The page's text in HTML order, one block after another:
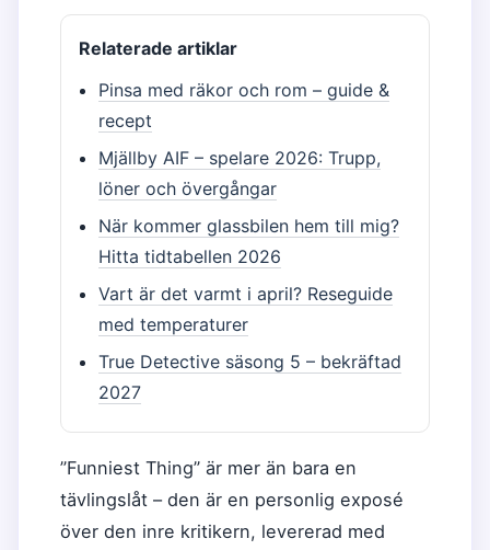
Relaterade artiklar
Pinsa med räkor och rom – guide &
recept
Mjällby AIF – spelare 2026: Trupp,
löner och övergångar
När kommer glassbilen hem till mig?
Hitta tidtabellen 2026
Vart är det varmt i april? Reseguide
med temperaturer
True Detective säsong 5 – bekräftad
2027
”Funniest Thing” är mer än bara en
tävlingslåt – den är en personlig exposé
över den inre kritikern, levererad med